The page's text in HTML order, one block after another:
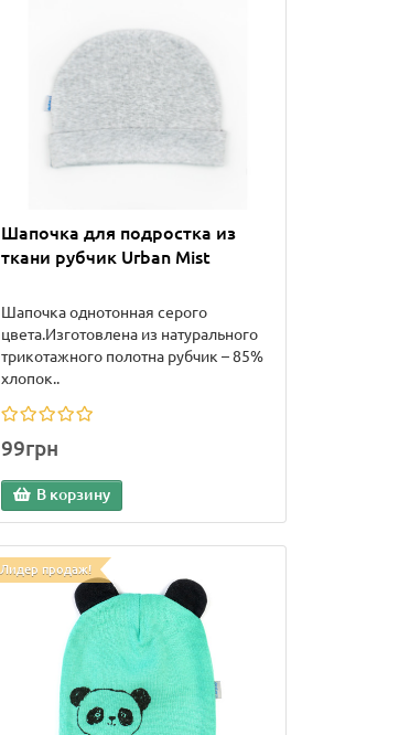
Шапочка для подростка из
ткани рубчик Urban Mist
Шапочка однотонная серого
цвета.Изготовлена из натурального
трикотажного полотна рубчик – 85%
хлопок..
99грн
В корзину
Лидер продаж!